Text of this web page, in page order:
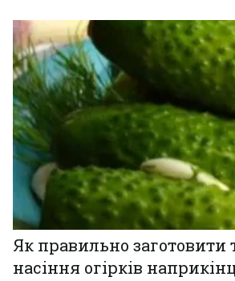
Як правильно
насіння огірків